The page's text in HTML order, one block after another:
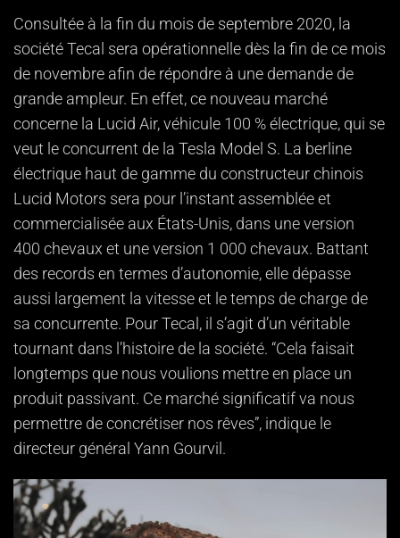
Consultée à la fin du mois de septembre 2020, la
société Tecal sera opérationnelle dès la fin de ce mois
de novembre afin de répondre à une demande de
grande ampleur. En effet, ce nouveau marché
concerne la Lucid Air, véhicule 100 % électrique, qui se
veut le concurrent de la Tesla Model S. La berline
électrique haut de gamme du constructeur chinois
Lucid Motors sera pour l’instant assemblée et
commercialisée aux États-Unis, dans une version
400 chevaux et une version 1 000 chevaux. Battant
des records en termes d’autonomie, elle dépasse
aussi largement la vitesse et le temps de charge de
sa concurrente. Pour Tecal, il s’agit d’un véritable
tournant dans l’histoire de la société. “Cela faisait
longtemps que nous voulions mettre en place un
produit passivant. Ce marché significatif va nous
permettre de concrétiser nos rêves”, indique le
directeur général Yann Gourvil.